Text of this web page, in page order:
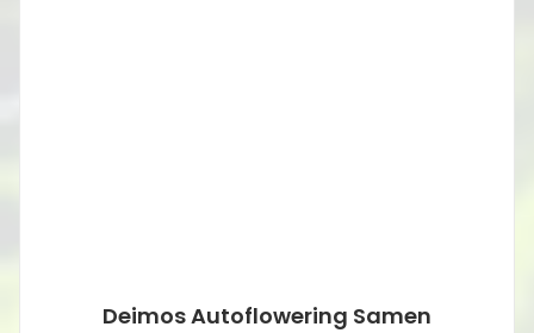
Deimos Autoflowering Samen